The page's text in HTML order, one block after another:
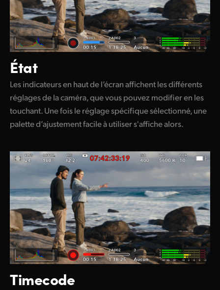
État
Les indicateurs en haut de l’écran affichent les différents
réglages de la caméra, que vous pouvez modifier en les
touchant. Une fois le réglage spécifique sélectionné, une
palette d’ajustement facile à utiliser s'affiche alors.
Timecode